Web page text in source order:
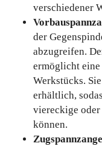
verschiedener
der
abzugreifen.
ermöglicht
Werkstücks.
erhältlich,
viereckige oder
können.